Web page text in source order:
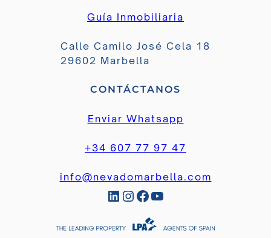
Guía Inmobiliaria
Calle Camilo José Cela 18
29602 Marbella
CONTÁCTANOS
Enviar Whatsapp
+34 607 77 97 47
info@nevadomarbella.com
LinkedIn InstagramFacebook YouTube